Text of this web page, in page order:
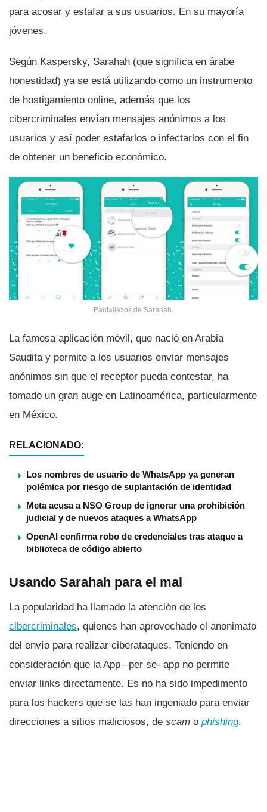
para acosar y estafar a sus usuarios. En su mayorí­a
jóvenes.
Según Kaspersky, Sarahah (que significa en árabe
honestidad) ya se está utilizando como un instrumento
de hostigamiento online, además que los
cibercriminales enví­an mensajes anónimos a los
usuarios y así­ poder estafarlos o infectarlos con el fin
de obtener un beneficio económico.
Pantallazos de Sarahah.
La famosa aplicación móvil, que nació en Arabia
Saudita y permite a los usuarios enviar mensajes
anónimos sin que el receptor pueda contestar, ha
tomado un gran auge en Latinoamérica, particularmente
en México.
RELACIONADO:
Los nombres de usuario de WhatsApp ya generan
polémica por riesgo de suplantación de identidad
Meta acusa a NSO Group de ignorar una prohibición
judicial y de nuevos ataques a WhatsApp
OpenAI confirma robo de credenciales tras ataque a
biblioteca de código abierto
Usando Sarahah para el mal
La popularidad ha llamado la atención de los
cibercriminales, quienes han aprovechado el anonimato
del enví­o para realizar ciberataques. Teniendo en
consideración que la App –per se- app no permite
enviar links directamente. Es no ha sido impedimento
para los hackers que se las han ingeniado para enviar
direcciones a sitios maliciosos, de scam o phishing.